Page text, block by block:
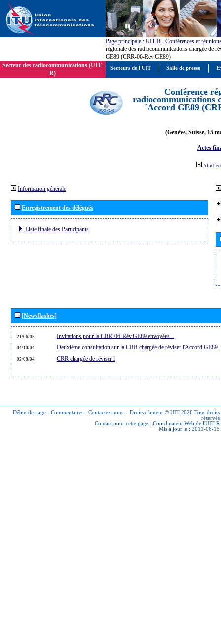
Page principale : UIT-R : Conférences et réunions
régionale des radiocommunications chargée de
GE89 (CRR-06-Rev.GE89)
Secteur des radiocommunications (UIT-
R)
Conférence
radiocommunications
´Accord GE89
(Genève, Suisse, 15
Actes
Afficher
Information générale
Enregistrement des délégués
Liste finale des Participants
[Newsflashes]
21/06/05 Invitations pour la CRR-06-Rév.GE89 envoyées...
04/10/04 Deuxième consultation sur la CRR chargée de réviser l'Accord
02/08/04 CRR chargée de réviser l
Début de page - Commentaires - Contactez-nous - Droits d'auteur © UIT 2026 Tous droits
réservés
Contact pour cette page : Coordinateur Web de l'UIT-R
Mis à jour le : 2011-06-15
Secteurs de l'UIT Salle de presse